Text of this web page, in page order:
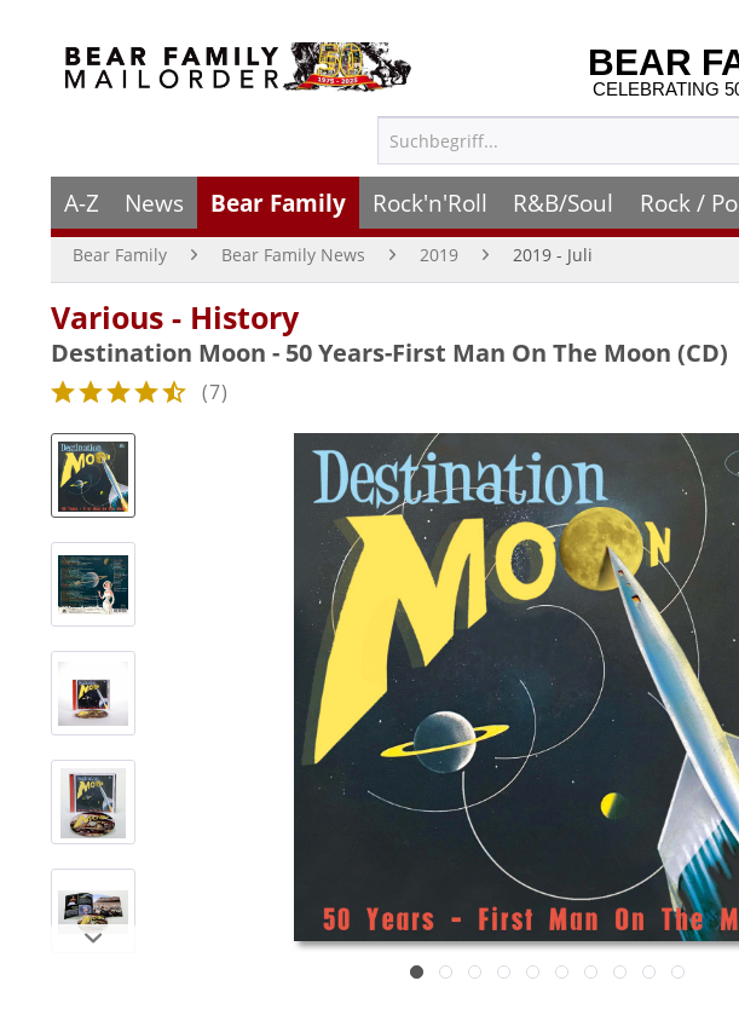
BEAR
CELEBRATING
A-Z News Bear Family Rock'n'Roll R&B/Soul Rock /
Bear Family Bear Family News 2019 2019 - Juli
Various - History
Destination Moon - 50 Years-First Man On The Moon (CD)
(7)